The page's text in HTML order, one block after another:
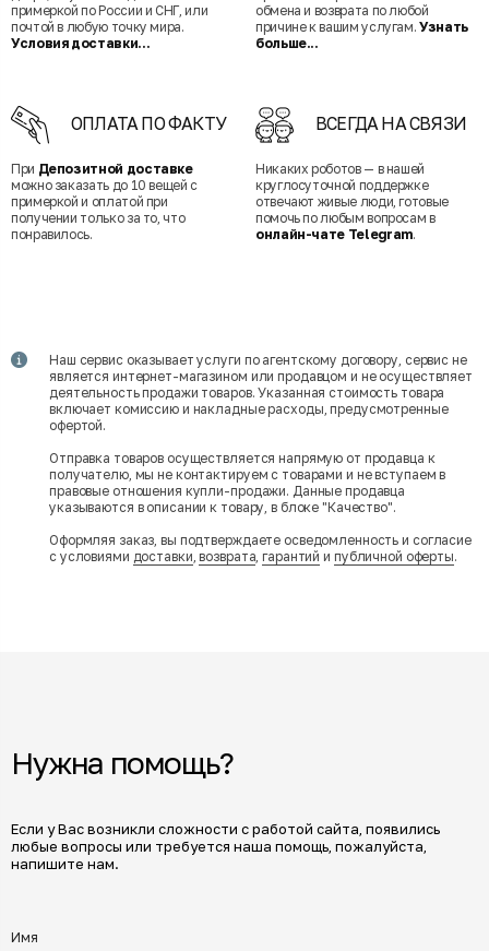
примеркой по России и СНГ, или
почтой в любую точку мира.
Условия доставки...
обмена и возврата по любой
причине к вашим услугам. Узнать
больше...
ОПЛАТА ПО ФАКТУ
При Депозитной доставке
можно заказать до 10 вещей с
примеркой и оплатой при
получении только за то, что
понравилось.
ВСЕГДА НА СВЯЗИ
Никаких роботов — в нашей
круглосуточной поддержке
отвечают живые люди, готовые
помочь по любым вопросам в
онлайн-чате Telegram.
Наш сервис оказывает услуги по агентскому договору, сервис не
является интернет-магазином или продавцом и не осуществляет
деятельность продажи товаров. Указанная стоимость товара
включает комиссию и накладные расходы, предусмотренные
офертой.
Отправка товаров осуществляется напрямую от продавца к
получателю, мы не контактируем с товарами и не вступаем в
правовые отношения купли-продажи. Данные продавца
указываются в описании к товару, в блоке "Качество".
Оформляя заказ, вы подтверждаете осведомленность и согласие
с условиями доставки,возврата,гарантий и публичной оферты.
Нужна помощь?
Если у Вас возникли сложности с работой сайта, появились
любые вопросы или требуется наша помощь, пожалуйста,
напишите нам.
Имя